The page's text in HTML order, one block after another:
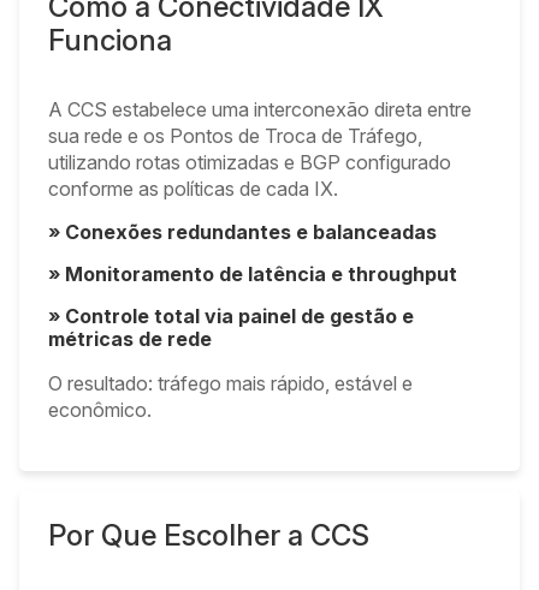
Funciona
A CCS estabelece uma interconexão direta entre
sua rede e os Pontos de Troca de Tráfego,
utilizando rotas otimizadas e BGP configurado
conforme as políticas de cada IX.
» Conexões redundantes e balanceadas
» Monitoramento de latência e throughput
» Controle total via painel de gestão e
métricas de rede
O resultado: tráfego mais rápido, estável e
econômico.
Por Que Escolher a CCS